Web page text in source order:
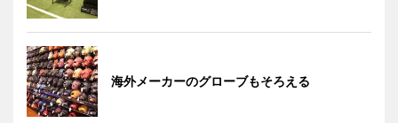
海外メーカーのグローブもそろえる